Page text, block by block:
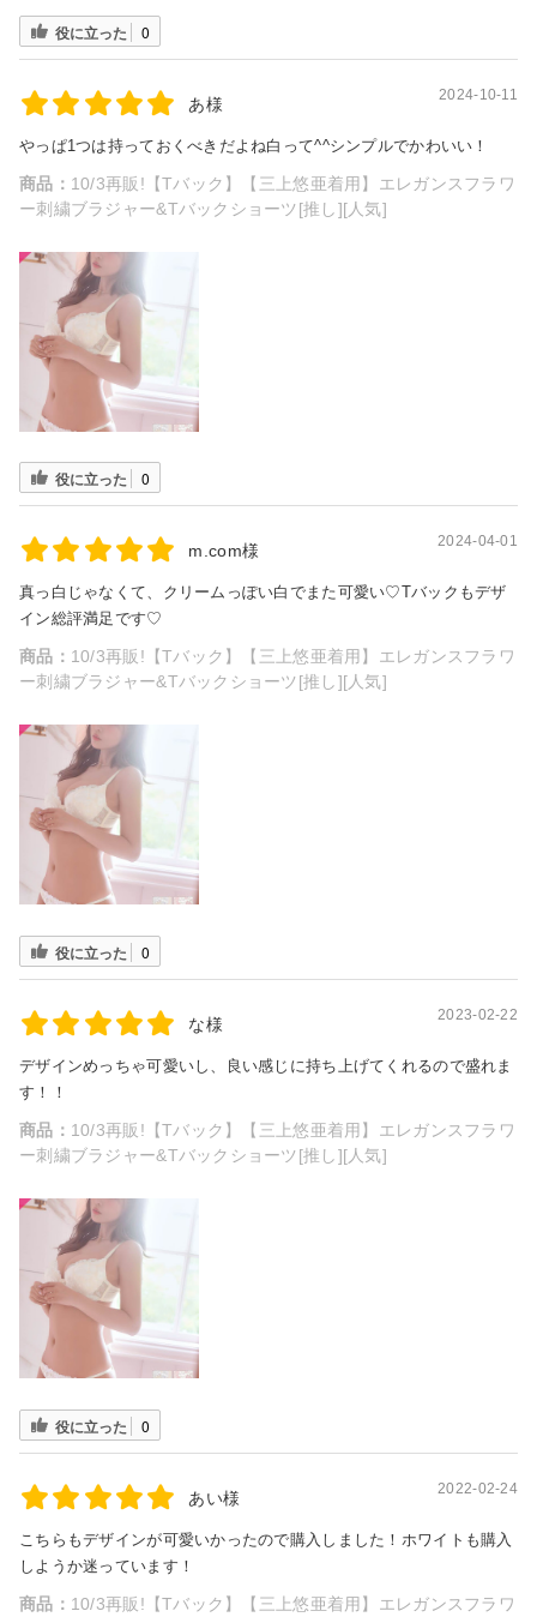
役に立った 0
あ様 2024-10-11
やっぱ1つは持っておくべきだよね白って^^シンプルでかわいい！
商品： 10/3再販!【Tバック】【三上悠亜着用】エレガンスフラワ
ー刺繍ブラジャー&Tバックショーツ[推し][人気]
役に立った 0
m.com様 2024-04-01
真っ白じゃなくて、クリームっぽい白でまた可愛い♡Tバックもデザ
イン総評満足です♡
商品： 10/3再販!【Tバック】【三上悠亜着用】エレガンスフラワ
ー刺繍ブラジャー&Tバックショーツ[推し][人気]
役に立った 0
な様 2023-02-22
デザインめっちゃ可愛いし、良い感じに持ち上げてくれるので盛れま
す！！
商品： 10/3再販!【Tバック】【三上悠亜着用】エレガンスフラワ
ー刺繍ブラジャー&Tバックショーツ[推し][人気]
役に立った 0
あい様 2022-02-24
こちらもデザインが可愛いかったので購入しました！ホワイトも購入
しようか迷っています！
商品： 10/3再販!【Tバック】【三上悠亜着用】エレガンスフラワ